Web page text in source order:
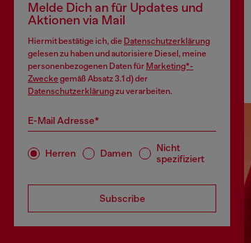
Melde Dich an für Updates und
Aktionen via Mail
Hiermit bestätige ich, die Datenschutzerklärung
gelesen zu haben und autorisiere Diesel, meine
personenbezogenen Daten für Marketing*-
Zwecke gemäß Absatz 3.1 d) der
Datenschutzerklärungzu verarbeiten.
E-Mail Adresse*
Herren Damen
Nicht
spezifiziert
Subscribe